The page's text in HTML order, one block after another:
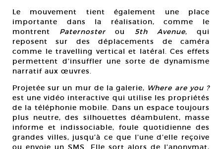
Le mouvement tient également une place
importante dans la réalisation, comme le
montrent Paternoster ou 5th Avenue, qui
reposent sur des déplacements de caméra
comme le travelling vertical et latéral. Ces effets
permettent d’insuffler une sorte de dynamisme
narratif aux œuvres.
Projetée sur un mur de la galerie, Where are you ?
est une vidéo interactive qui utilise les propriétés
de la téléphonie mobile. Dans un espace toujours
plus neutre, des silhouettes déambulent, masse
informe et indissociable, foule quotidienne des
grandes villes, jusqu’à ce que l’une d’elle reçoive
ou envoie un SMS. Elle sort alors de l’anonymat,